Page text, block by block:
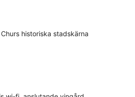
historiska stadskärna